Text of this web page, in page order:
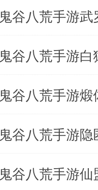
鬼谷八荒手游
鬼谷八荒手游
鬼谷八荒手游
鬼谷八荒手游
鬼谷八荒手游